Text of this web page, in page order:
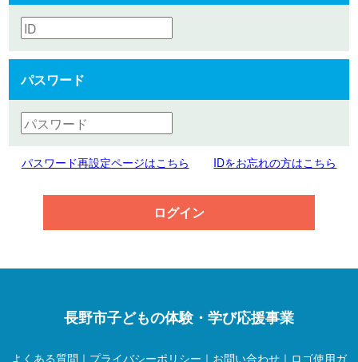
パスワード
パスワード再設定ページはこちら IDをお忘れの方はこちら
ログイン
長野市子どもの体験・学び応援事業
よくある質問 ｜ プライバシーポリシー ｜ お問い合わせ ｜ ロゴ使用ガ